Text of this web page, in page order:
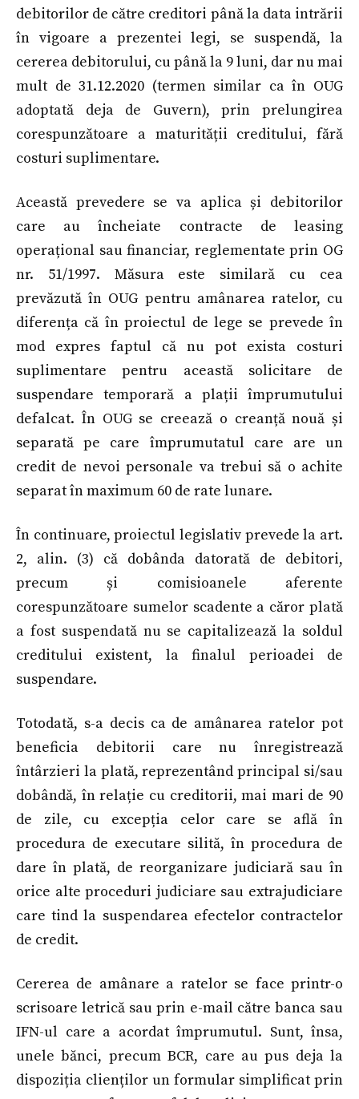
debitorilor de către creditori până la data intrării
în vigoare a prezentei legi, se suspendă, la
cererea debitorului, cu până la 9 luni, dar nu mai
mult de 31.12.2020 (termen similar ca în OUG
adoptată deja de Guvern), prin prelungirea
corespunzătoare a maturității creditului, fără
costuri suplimentare.
Această prevedere se va aplica și debitorilor
care au încheiate contracte de leasing
operațional sau financiar, reglementate prin OG
nr. 51/1997. Măsura este similară cu cea
prevăzută în OUG pentru amânarea ratelor, cu
diferența că în proiectul de lege se prevede în
mod expres faptul că nu pot exista costuri
suplimentare pentru această solicitare de
suspendare temporară a plații împrumutului
defalcat. În OUG se creează o creanță nouă și
separată pe care împrumutatul care are un
credit de nevoi personale va trebui să o achite
separat în maximum 60 de rate lunare.
În continuare, proiectul legislativ prevede la art.
2, alin. (3) că dobânda datorată de debitori,
precum și comisioanele aferente
corespunzătoare sumelor scadente a căror plată
a fost suspendată nu se capitalizează la soldul
creditului existent, la finalul perioadei de
suspendare.
Totodată, s-a decis ca de amânarea ratelor pot
beneficia debitorii care nu înregistrează
întârzieri la plată, reprezentând principal si/sau
dobândă, în relație cu creditorii, mai mari de 90
de zile, cu excepția celor care se află în
procedura de executare silită, în procedura de
dare în plată, de reorganizare judiciară sau în
orice alte proceduri judiciare sau extrajudiciare
care tind la suspendarea efectelor contractelor
de credit.
Cererea de amânare a ratelor se face printr-o
scrisoare letrică sau prin e-mail către banca sau
IFN-ul care a acordat împrumutul. Sunt, însa,
unele bănci, precum BCR, care au pus deja la
dispoziția clienților un formular simplificat prin